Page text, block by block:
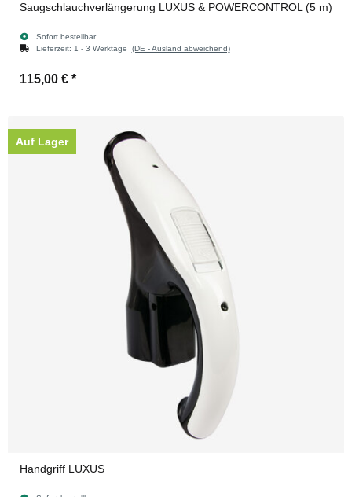
Saugschlauchverlängerung LUXUS & POWERCONTROL (5 m)
Sofort bestellbar
Lieferzeit: 1 - 3 Werktage (DE - Ausland abweichend)
115,00 € *
Auf Lager
Handgriff LUXUS